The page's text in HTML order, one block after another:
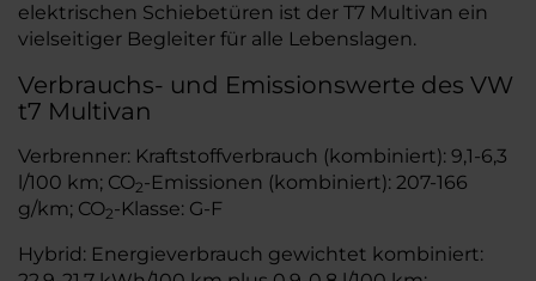
elektrischen Schiebetüren ist der T7 Multivan ein
vielseitiger Begleiter für alle Lebenslagen.
Verbrauchs- und Emissionswerte des VW
t7 Multivan
Verbrenner: Kraftstoffverbrauch (kombiniert): 9,1-6,3
l/100 km; CO2-Emissionen (kombiniert): 207-166
g/km; CO2-Klasse: G-F
Hybrid: Energieverbrauch gewichtet kombiniert: